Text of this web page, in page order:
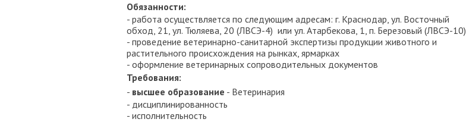
Обязанности:
- работа осуществляется по следующим адресам: г. Краснодар, ул. Восточный
обход, 21, ул. Тюляева, 20 (ЛВСЭ-4) или ул. Атарбекова, 1, п. Березовый (ЛВСЭ-10)
- проведение ветеринарно-санитарной экспертизы продукции животного и
растительного происхождения на рынках, ярмарках
- оформление ветеринарных сопроводительных документов
Требования:
- высшее образование - Ветеринария
- дисциплинированность
- исполнительность